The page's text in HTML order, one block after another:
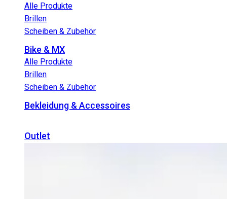
Alle Produkte
Brillen
Scheiben & Zubehör
Bike & MX
Alle Produkte
Brillen
Scheiben & Zubehör
Bekleidung & Accessoires
Outlet